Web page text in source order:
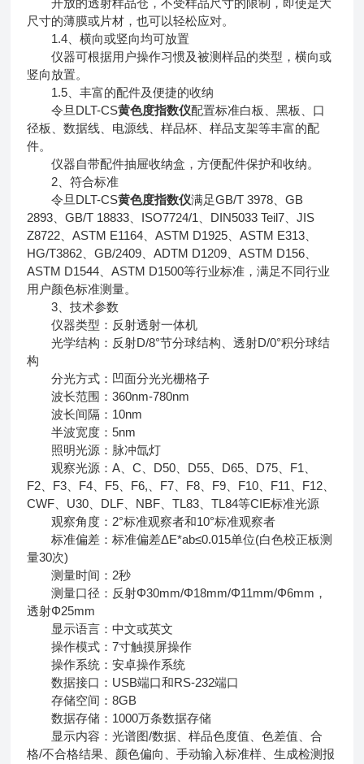
尺寸的薄膜或片材，也可以轻松应对。
1.4、横向或竖向均可放置
仪器可根据用户操作习惯及被测样品的类型，横向或
竖向放置。
1.5、丰富的配件及便捷的收纳
令旦DLT-CS黄色度指数仪配置标准白板、黑板、口
径板、数据线、电源线、样品杯、样品支架等丰富的配
件。
仪器自带配件抽屉收纳盒，方便配件保护和收纳。
2、符合标准
令旦DLT-CS黄色度指数仪满足GB/T 3978、GB
2893、GB/T 18833、ISO7724/1、DIN5033 Teil7、JIS
Z8722、ASTM E1164、ASTM D1925、ASTM E313、
HG/T3862、GB/2409、ADTM D1209、ASTM D156、
ASTM D1544、ASTM D1500等行业标准，满足不同行业
用户颜色标准测量。
3、技术参数
仪器类型：反射透射一体机
光学结构：反射D/8°节分球结构、透射D/0°积分球结
构
分光方式：凹面分光光栅格子
波长范围：360nm-780nm
波长间隔：10nm
半波宽度：5nm
照明光源：脉冲氙灯
观察光源：A、C、D50、D55、D65、D75、F1、
F2、F3、F4、F5、F6,、F7、F8、F9、F10、F11、F12、
CWF、U30、DLF、NBF、TL83、TL84等CIE标准光源
观察角度：2°标准观察者和10°标准观察者
标准偏差：标准偏差ΔE*ab≤0.015单位(白色校正板测
量30次)
测量时间：2秒
测量口径：反射Φ30mm/Φ18mm/Φ11mm/Φ6mm，
透射Φ25mm
显示语言：中文或英文
操作模式：7寸触摸屏操作
操作系统：安卓操作系统
数据接口：USB端口和RS-232端口
存储空间：8GB
数据存储：1000万条数据存储
显示内容：光谱图/数据、样品色度值、色差值、合
格/不合格结果、颜色偏向、手动输入标准样、生成检测报